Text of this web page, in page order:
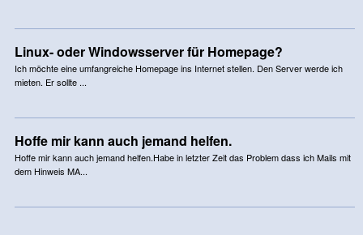
Linux- oder Windowsserver für Homepage?
Ich möchte eine umfangreiche Homepage ins Internet stellen. Den Server werde ich
mieten. Er sollte ...
Hoffe mir kann auch jemand helfen.
Hoffe mir kann auch jemand helfen.Habe in letzter Zeit das Problem dass ich Mails mit
dem Hinweis MA...